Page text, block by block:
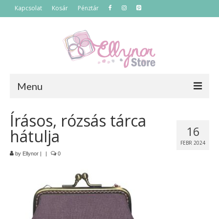
Kapcsolat Kosár Pénztár
Menu
Főoldal
Termékek
Szettek
Akciós termékek
Táskák
Neszeszerek
16
FEBR 2024
Írásos, rózsás tárca
hátulja
by Ellynor | | 0